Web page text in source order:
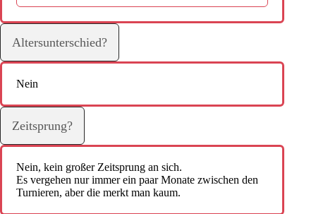
Altersunterschied?
Nein
Zeitsprung?
Nein, kein großer Zeitsprung an sich.
Es vergehen nur immer ein paar Monate zwischen den
Turnieren, aber die merkt man kaum.